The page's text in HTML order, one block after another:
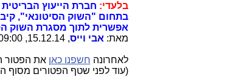
בלעדי:
אפשרית לתוך מסגרת השוק
מאת: אבי וייס, 15.12.14, 09:00
לאחרונה חשפנו כאן את הפטור
(עוד לפני שטף הפטורים מסוף